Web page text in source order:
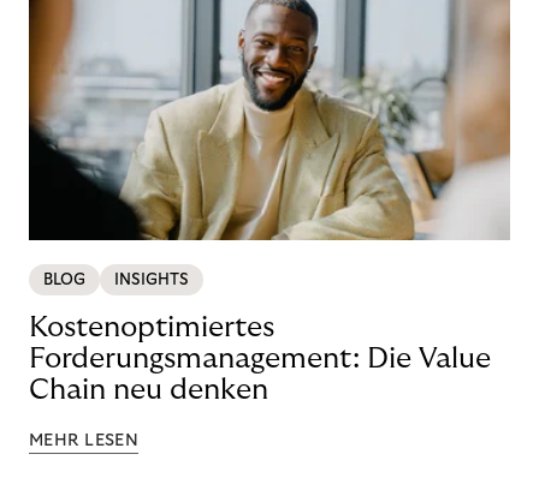
BLOG INSIGHTS
Kostenoptimiertes
Forderungsmanagement: Die Value
Chain neu denken
MEHR LESEN